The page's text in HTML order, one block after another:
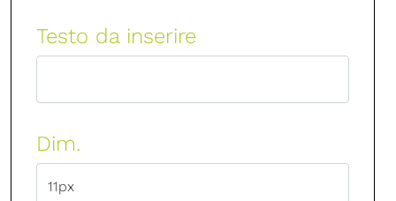
Testo da inserire
Dim.